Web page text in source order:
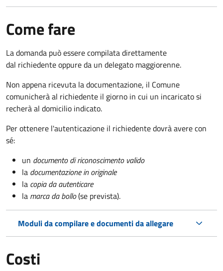
Come fare
La domanda può essere compilata direttamente
dal richiedente oppure da un delegato maggiorenne.
Non appena ricevuta la documentazione, il Comune
comunicherà al richiedente il giorno in cui un incaricato si
recherà al domicilio indicato.
Per ottenere l'autenticazione il richiedente dovrà avere con
sé:
un documento di riconoscimento valido
la documentazione in originale
la copia da autenticare
la marca da bollo(se prevista).
Moduli da compilare e documenti da allegare
Costi